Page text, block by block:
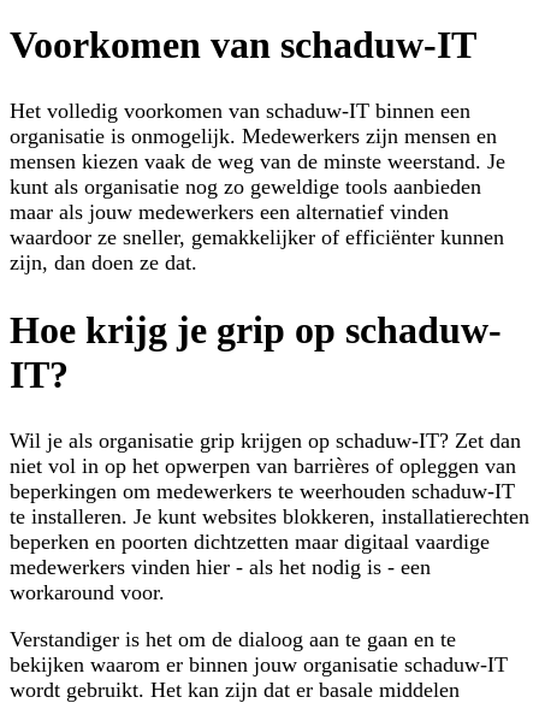
Voorkomen van schaduw-IT
Het volledig voorkomen van schaduw-IT binnen een
organisatie is onmogelijk. Medewerkers zijn mensen en
mensen kiezen vaak de weg van de minste weerstand. Je
kunt als organisatie nog zo geweldige tools aanbieden
maar als jouw medewerkers een alternatief vinden
waardoor ze sneller, gemakkelijker of efficiënter kunnen
zijn, dan doen ze dat.
Hoe krijg je grip op schaduw-
IT?
Wil je als organisatie grip krijgen op schaduw-IT? Zet dan
niet vol in op het opwerpen van barrières of opleggen van
beperkingen om medewerkers te weerhouden schaduw-IT
te installeren. Je kunt websites blokkeren, installatierechten
beperken en poorten dichtzetten maar digitaal vaardige
medewerkers vinden hier - als het nodig is - een
workaround voor.
Verstandiger is het om de dialoog aan te gaan en te
bekijken waarom er binnen jouw organisatie schaduw-IT
wordt gebruikt. Het kan zijn dat er basale middelen